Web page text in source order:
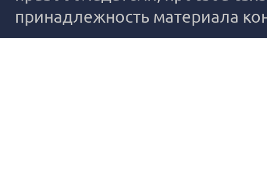
принадлежность материала